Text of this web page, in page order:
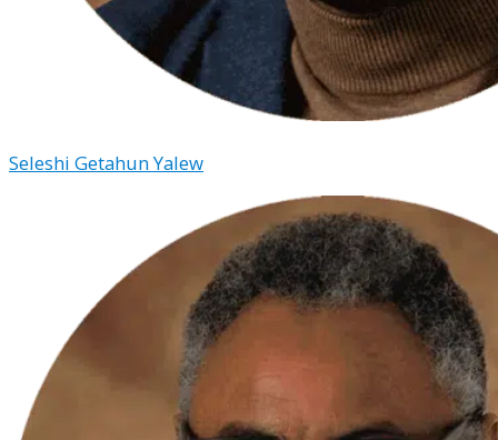
Seleshi Getahun Yalew